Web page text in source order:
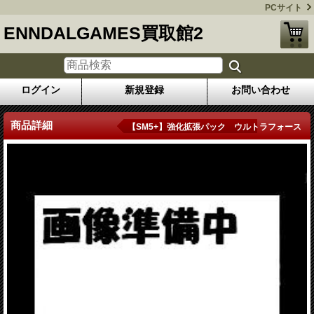
PCサイト
ENNDALGAMES買取館2
ログイン 新規登録 お問い合わせ
商品詳細 【SM5+】強化拡張パック ウルトラフォース